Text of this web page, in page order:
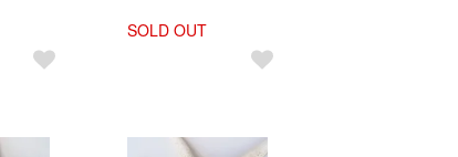
SOLD OUT